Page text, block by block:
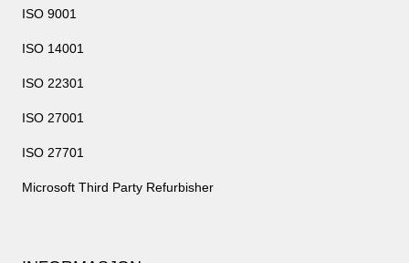
ISO 9001
ISO 14001
ISO 22301
ISO 27001
ISO 27701
Microsoft Third Party Refurbisher